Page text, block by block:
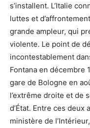
s’installent. L’Italie
luttes et
grande ampleur, qui
violente. Le point de
incontestablement
Fontana en décembre
gare de Bologne en
l’extrême droite et de
d’État. Entre ces
ministère de